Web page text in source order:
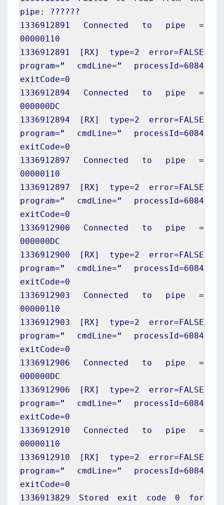
pipe: ??????
1336912891 Connected to pipe =
00000110
1336912891
[ RX] type=2 error=FALSE
program=” cmdLine=” processId=6084
exitCode=0
1336912894 Connected to pipe =
000000DC
1336912894
[ RX] type=2 error=FALSE
program=” cmdLine=” processId=6084
exitCode=0
1336912897 Connected to pipe =
00000110
1336912897
[ RX] type=2 error=FALSE
program=” cmdLine=” processId=6084
exitCode=0
1336912900 Connected to pipe =
000000DC
1336912900
[ RX] type=2 error=FALSE
program=” cmdLine=” processId=6084
exitCode=0
1336912903 Connected to pipe =
00000110
1336912903
[ RX] type=2 error=FALSE
program=” cmdLine=” processId=6084
exitCode=0
1336912906 Connected to pipe =
000000DC
1336912906
[ RX] type=2 error=FALSE
program=” cmdLine=” processId=6084
exitCode=0
1336912910 Connected to pipe =
00000110
1336912910
[ RX] type=2 error=FALSE
program=” cmdLine=” processId=6084
exitCode=0
1336913829 Stored exit code 0 for